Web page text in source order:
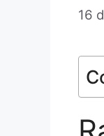
16